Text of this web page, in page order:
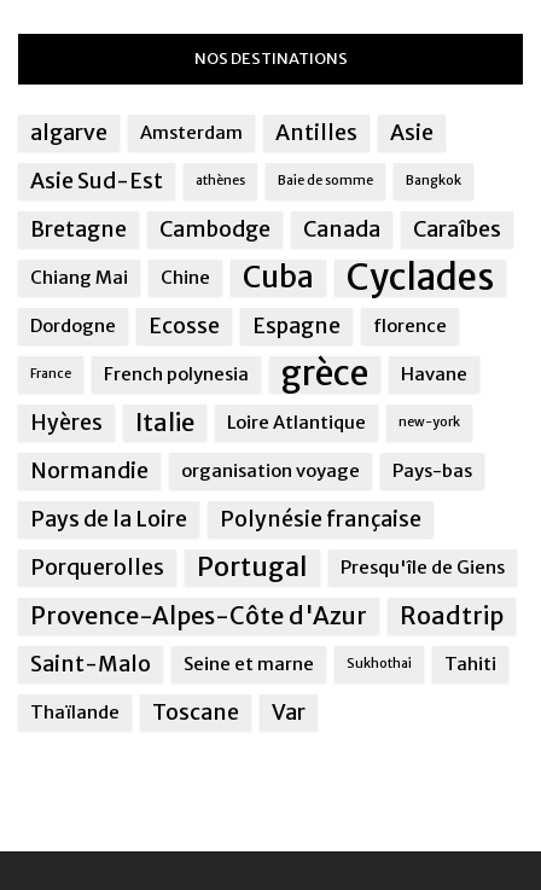
NOS DESTINATIONS
algarve Amsterdam Antilles
Asie
Asie Sud-Est
athènes Baie de somme Bangkok
Bretagne Cambodge Canada Caraîbes
Chiang Mai Chine Cuba Cyclades
Dordogne Ecosse Espagne florence
France French polynesia grèce Havane
Hyères Italie Loire Atlantique new-york
Normandie organisation voyage Pays-bas
Pays de la Loire
Polynésie française
Porquerolles
Portugal Presqu'île de Giens
Provence-Alpes-Côte d'Azur Roadtrip
Saint-Malo Seine et marne Sukhothai Tahiti
Thaïlande Toscane Var